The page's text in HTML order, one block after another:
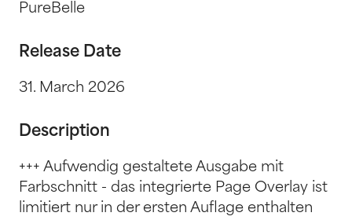
PureBelle
Release Date
31. March 2026
Description
+++ Aufwendig gestaltete Ausgabe mit
Farbschnitt - das integrierte Page Overlay ist
limitiert nur in der ersten Auflage enthalten